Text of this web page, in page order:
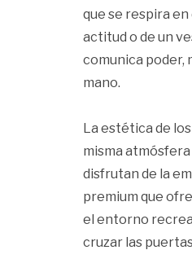
que se respira
actitud o de un
comunica poder,
mano.
La estética de
misma
disfrutan de la
premium que
el entorno
cruzar las